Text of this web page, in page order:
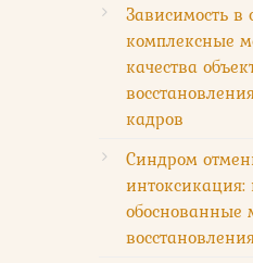
Зависимость в
комплексные
качества
кадров
Синдром
интоксикация:
обоснованные